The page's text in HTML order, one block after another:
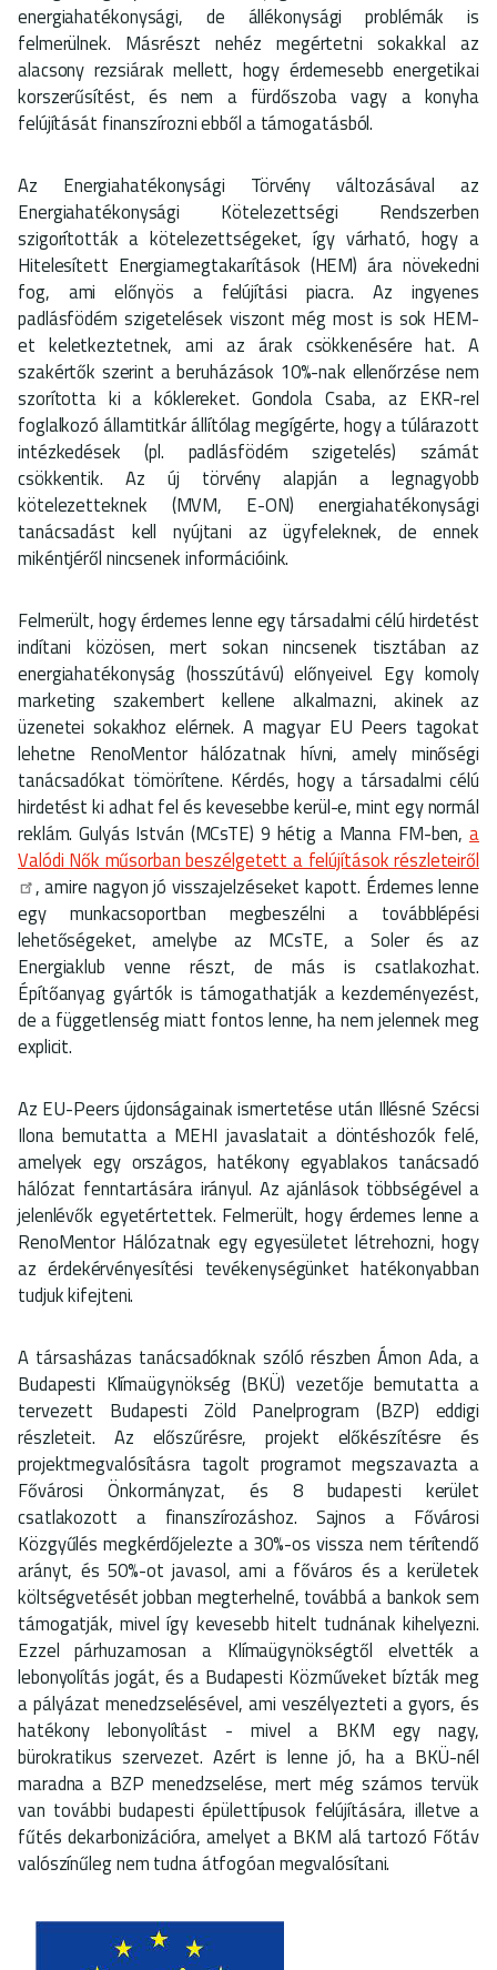
energiahatékonysági, de állékonysági problémák is
felmerülnek. Másrészt nehéz megértetni sokakkal az
alacsony rezsiárak mellett, hogy érdemesebb energetikai
korszerűsítést, és nem a fürdőszoba vagy a konyha
felújítását finanszírozni ebből a támogatásból.
Az Energiahatékonysági Törvény változásával az
Energiahatékonysági Kötelezettségi Rendszerben
szigorították a kötelezettségeket, így várható, hogy a
Hitelesített Energiamegtakarítások (HEM) ára növekedni
fog, ami előnyös a felújítási piacra. Az ingyenes
padlásfödém szigetelések viszont még most is sok HEM-
et keletkeztetnek, ami az árak csökkenésére hat. A
szakértők szerint a beruházások 10%-nak ellenőrzése nem
szorította ki a kóklereket. Gondola Csaba, az EKR-rel
foglalkozó államtitkár állítólag megígérte, hogy a túlárazott
intézkedések (pl. padlásfödém szigetelés) számát
csökkentik. Az új törvény alapján a legnagyobb
kötelezetteknek (MVM, E-ON) energiahatékonysági
tanácsadást kell nyújtani az ügyfeleknek, de ennek
mikéntjéről nincsenek információink.
Felmerült, hogy érdemes lenne egy társadalmi célú hirdetést
indítani közösen, mert sokan nincsenek tisztában az
energiahatékonyság (hosszútávú) előnyeivel. Egy komoly
marketing szakembert kellene alkalmazni, akinek az
üzenetei sokakhoz elérnek. A magyar EU Peers tagokat
lehetne RenoMentor hálózatnak hívni, amely minőségi
tanácsadókat tömörítene. Kérdés, hogy a társadalmi célú
hirdetést ki adhat fel és kevesebbe kerül-e, mint egy normál
reklám. Gulyás István (MCsTE) 9 hétig a Manna FM-ben,a
Valódi Nők műsorban beszélgetett a felújítások részleteiről
, amire nagyon jó visszajelzéseket kapott. Érdemes lenne
egy munkacsoportban megbeszélni a továbblépési
lehetőségeket, amelybe az MCsTE, a Soler és az
Energiaklub venne részt, de más is csatlakozhat.
Építőanyag gyártók is támogathatják a kezdeményezést,
de a függetlenség miatt fontos lenne, ha nem jelennek meg
explicit.
Az EU-Peers újdonságainak ismertetése után Illésné Szécsi
Ilona bemutatta a MEHI javaslatait a döntéshozók felé,
amelyek egy országos, hatékony egyablakos tanácsadó
hálózat fenntartására irányul. Az ajánlások többségével a
jelenlévők egyetértettek. Felmerült, hogy érdemes lenne a
RenoMentor Hálózatnak egy egyesületet létrehozni, hogy
az érdekérvényesítési tevékenységünket hatékonyabban
tudjuk kifejteni.
A társasházas tanácsadóknak szóló részben Ámon Ada, a
Budapesti Klímaügynökség (BKÜ) vezetője bemutatta a
tervezett Budapesti Zöld Panelprogram (BZP) eddigi
részleteit. Az előszűrésre, projekt előkészítésre és
projektmegvalósításra tagolt programot megszavazta a
Fővárosi Önkormányzat, és 8 budapesti kerület
csatlakozott a finanszírozáshoz. Sajnos a Fővárosi
Közgyűlés megkérdőjelezte a 30%-os vissza nem térítendő
arányt, és 50%-ot javasol, ami a főváros és a kerületek
költségvetését jobban megterhelné, továbbá a bankok sem
támogatják, mivel így kevesebb hitelt tudnának kihelyezni.
Ezzel párhuzamosan a Klímaügynökségtől elvették a
lebonyolítás jogát, és a Budapesti Közműveket bízták meg
a pályázat menedzselésével, ami veszélyezteti a gyors, és
hatékony lebonyolítást - mivel a BKM egy nagy,
bürokratikus szervezet. Azért is lenne jó, ha a BKÜ-nél
maradna a BZP menedzselése, mert még számos tervük
van további budapesti épülettípusok felújítására, illetve a
fűtés dekarbonizációra, amelyet a BKM alá tartozó Főtáv
valószínűleg nem tudna átfogóan megvalósítani.